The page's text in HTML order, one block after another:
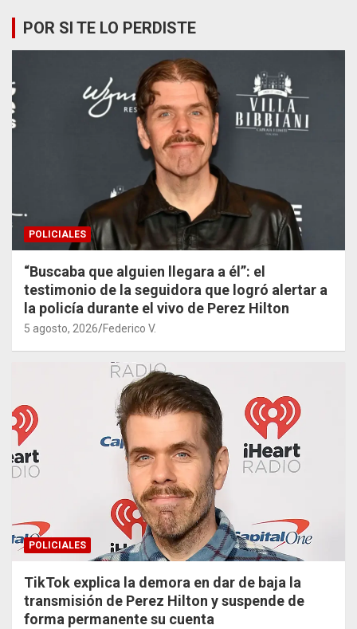
POR SI TE LO PERDISTE
POLICIALES
“Buscaba que alguien llegara a él”: el
testimonio de la seguidora que logró alertar a
la policía durante el vivo de Perez Hilton
5 agosto, 2026 Federico V.
POLICIALES
TikTok explica la demora en dar de baja la
transmisión de Perez Hilton y suspende de
forma permanente su cuenta